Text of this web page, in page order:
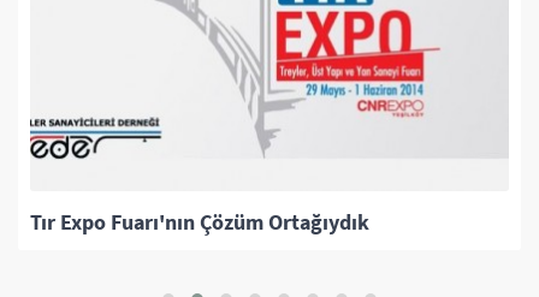
Tır Expo Fuarı'nın Çözüm Ortağıydık